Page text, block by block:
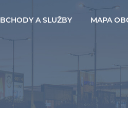
A SLUŽBY MAPA